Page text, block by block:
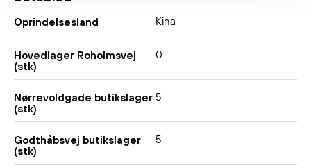
Oprindelsesland Kina
Hovedlager Roholmsvej
(stk)
0
Nørrevoldgade butikslager
(stk)
5
Godthåbsvej butikslager
(stk)
5